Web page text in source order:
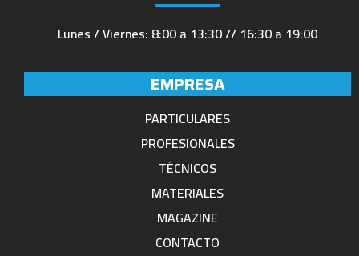
Lunes / Viernes: 8:00 a 13:30 // 16:30 a 19:00
EMPRESA
PARTICULARES
PROFESIONALES
TÉCNICOS
MATERIALES
MAGAZINE
CONTACTO